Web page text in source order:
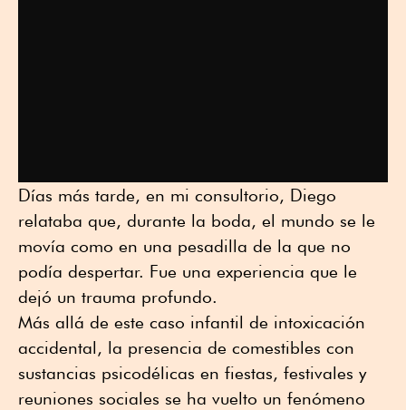
Días más tarde, en mi consultorio, Diego
relataba que, durante la boda, el mundo se le
movía como en una pesadilla de la que no
podía despertar. Fue una experiencia que le
dejó un trauma profundo.
Más allá de este caso infantil de intoxicación
accidental, la presencia de comestibles con
sustancias psicodélicas en fiestas, festivales y
reuniones sociales se ha vuelto un fenómeno